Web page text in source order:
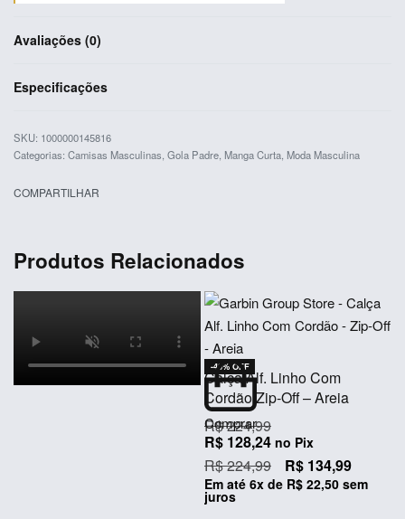
Avaliações (0)
Especificações
1000000145816
Categorias: Camisas Masculinas Gola Padre Manga Curta Moda Masculina
COMPARTILHAR
Produtos Relacionados
-40% OFF
Comprar
Calça Alf. Linho Com
Cordão Zip-Off – Areia
R$224,99
R$ 128,24 no Pix
R$224,99 R$ 134,99
Em até 6x de R$ 22,50 sem
juros